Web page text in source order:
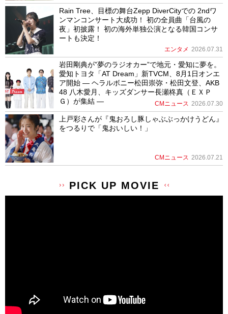
Rain Tree、目標の舞台Zepp DiverCityでの 2ndワ
ンマンコンサート大成功！ 初の全員曲「台風の
夜」初披露！ 初の海外単独公演となる韓国コンサ
ートも決定！
エンタメ 2026.07.31
岩田剛典が”夢のラジオカー”で地元・愛知に夢を。
愛知トヨタ「AT Dream」新TVCM、8月1日オンエ
ア開始 ― ヘラルボニー松田崇弥・松田文登、AKB
48 八木愛月、キッズダンサー長瀬柊真（ＥＸＰ
Ｇ）が集結 ―
CMニュース 2026.07.30
上戸彩さんが『鬼おろし豚しゃぶぶっかけうどん』
をつるりで「鬼おいしい！」
CMニュース 2026.07.21
PICK UP MOVIE